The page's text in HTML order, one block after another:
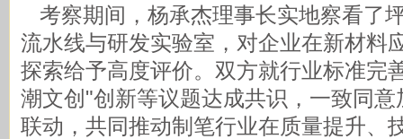
考察期间，杨承杰理事长实地察看了
流水线与研发实验室，对企业在新材料
探索给予高度评价。双方就行业标准完
潮文创"创新等议题达成共识，一致同
联动，共同推动制笔行业在质量提升、